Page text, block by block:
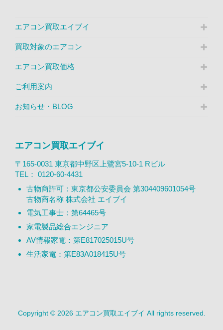
エアコン買取エイブイ
買取対象のエアコン
エアコン買取価格
ご利用案内
お知らせ・BLOG
エアコン買取エイブイ
〒165-0031 東京都中野区上鷺宮5-10-1 Rビル
TEL： 0120-60-4431
古物商許可：東京都公安委員会 第304409601054号
古物商名称 株式会社 エイブイ
電気工事士：第64465号
家電製品総合エンジニア
AV情報家電：第E817025015U号
生活家電：第E83A018415U号
Copyright © 2026 エアコン買取エイブイ All rights reserved.